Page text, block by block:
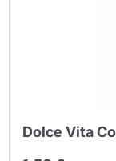
Dolce Vita